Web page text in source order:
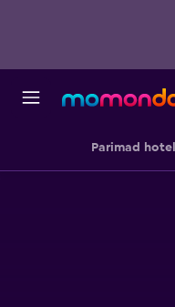
Parimad